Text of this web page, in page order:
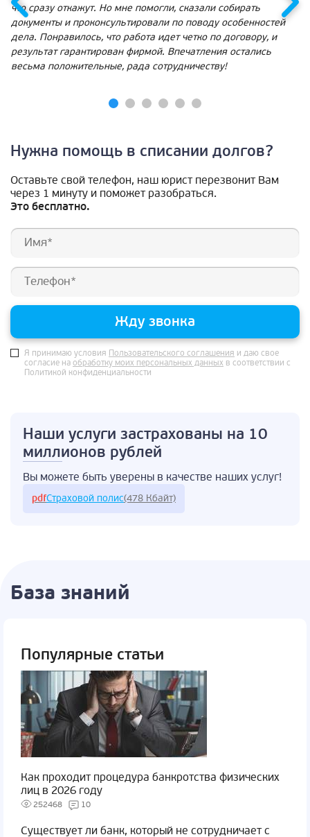
что сразу откажут. Но мне помогли, сказали собирать
документы и проконсультировали по поводу особенностей
дела. Понравилось, что работа идет четко по договору, и
результат гарантирован фирмой. Впечатления остались
весьма положительные, рада сотрудничеству!
Нужна помощь в списании долгов?
Оставьте свой телефон, наш юрист перезвонит Вам
через 1 минуту и поможет разобраться.
Это бесплатно.
Жду звонка
Я принимаю условия Пользовательского соглашения и даю свое
согласие на обработку моих персональных данных в соответствии с
Политикой конфиденциальности
Наши услуги застрахованы на 10
миллионов рублей
Вы можете быть уверены в качестве наших услуг!
pdfСтраховой полис(478 Кбайт)
База знаний
Популярные статьи
Как проходит процедура банкротства физических
лиц в 2026 году
252468 10
Существует ли банк, который не сотрудничает с